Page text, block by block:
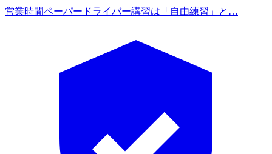
営業時間ペーパードライバー講習は「自由練習」と…